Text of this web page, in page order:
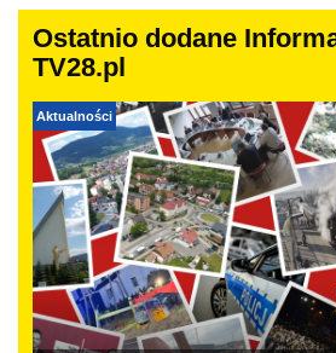
Ostatnio dodane
TV28.pl
Aktualności